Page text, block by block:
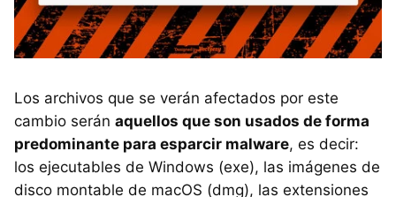
Los archivos que se verán afectados por este
cambio serán aquellos que son usados de forma
predominante para esparcir malware, es decir:
los ejecutables de Windows (exe), las imágenes de
disco montable de macOS (dmg), las extensiones